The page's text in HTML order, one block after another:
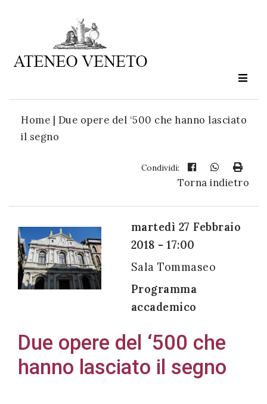
Home | Due opere del ‘500 che hanno lasciato
il segno
Condividi:
Torna indietro
martedì 27 Febbraio
2018 - 17:00
Sala Tommaseo
Programma
accademico
Due opere del ‘500 che
hanno lasciato il segno
Ateneo
è
cultura
Acconsento
all'uso dei
miei dati